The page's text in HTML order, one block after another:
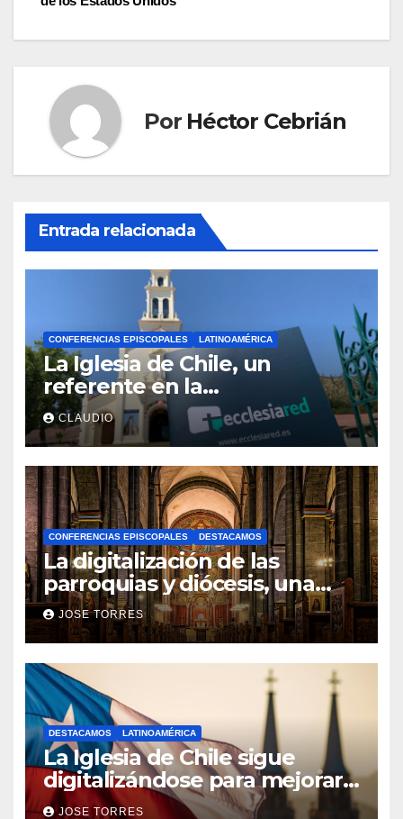
Por Héctor Cebrián
Entrada relacionada
CONFERENCIAS EPISCOPALES LATINOAMÉRICA
La Iglesia de Chile, un
referente en la
transformación digital gracias
a Ecclesiared
CLAUDIO
CONFERENCIAS EPISCOPALES DESTACAMOS
La digitalización de las
parroquias y diócesis, una
realidad ya para el futuro de
la Iglesia
JOSE TORRES
DESTACAMOS LATINOAMÉRICA
La Iglesia de Chile sigue
digitalizándose para mejorar
el servicio a sus fieles
JOSE TORRES